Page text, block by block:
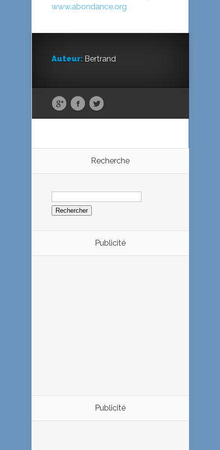
www.abondance.org
Auteur: Bertrand
Recherche
Rechercher :
Publicité
Publicité